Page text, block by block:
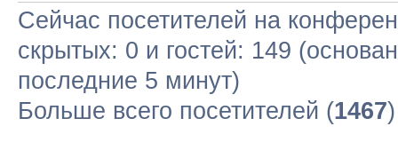
Сейчас посетителей на
скрытых: 0 и гостей: 149
последние 5 минут)
Больше всего посетителей (1467